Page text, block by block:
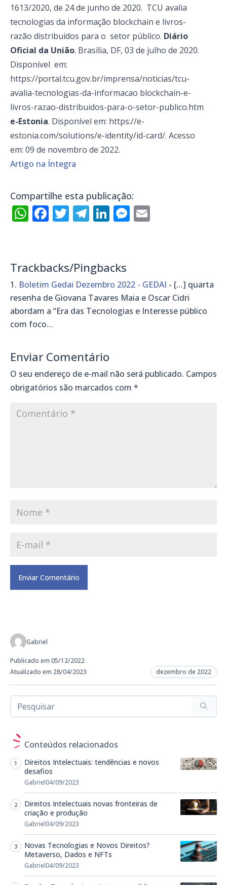
1613/2020, de 24 de junho de 2020. TCU avalia
tecnologias da informação blockchain e livros-
razão distribuídos para o setor público. Diário
Oficial da União. Brasília, DF, 03 de julho de 2020.
Disponível em:
https://portal.tcu.gov.br/imprensa/noticias/tcu-
avalia-tecnologias-da-informacao blockchain-e-
livros-razao-distribuidos-para-o-setor-publico.htm
e-Estonia. Disponível em: https://e-
estonia.com/solutions/e-identity/id-card/. Acesso
em: 09 de novembro de 2022.
Artigo na Íntegra
Compartilhe esta publicação:
WhatsApp
Facebook
Twitter
Telegram
LinkedIn
Messenger
Trackbacks/Pingbacks
Boletim Gedai Dezembro 2022 - GEDAI - […] quarta
resenha de Giovana Tavares Maia e Oscar Cidri
abordam a “Era das Tecnologias e Interesse público
com foco…
Enviar Comentário
O seu endereço de e-mail não será publicado. Campos
obrigatórios são marcados com *
Gabriel
Publicado em 05/12/2022
Atualizado em 28/04/2023
dezembro de 2022
Conteúdos relacionados
Direitos Intelectuais: tendências e novos
desafios
Gabriel04/09/2023
Direitos Intelectuais novas fronteiras de
criação e produção
Gabriel04/09/2023
Novas Tecnologias e Novos Direitos?
Metaverso, Dados e NFTs
Gabriel04/09/2023